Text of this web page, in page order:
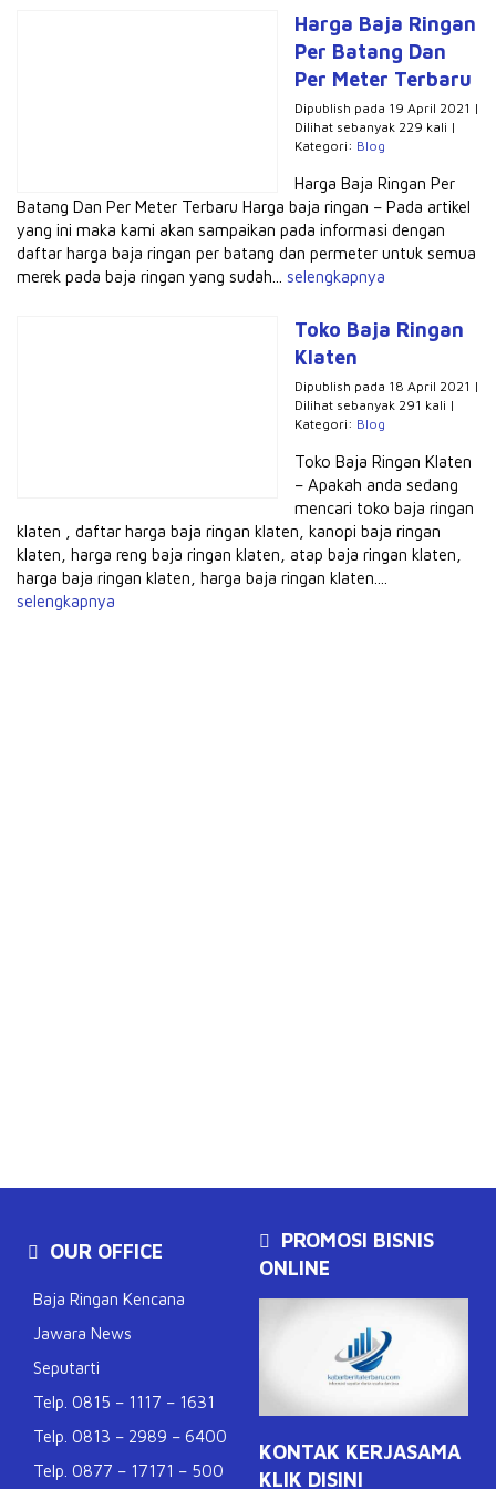
Harga Baja Ringan
Per Batang Dan
Per Meter Terbaru
Dipublish pada 19 April 2021 |
Dilihat sebanyak 229 kali |
Kategori: Blog
Harga Baja Ringan Per
Batang Dan Per Meter Terbaru Harga baja ringan – Pada artikel
yang ini maka kami akan sampaikan pada informasi dengan
daftar harga baja ringan per batang dan permeter untuk semua
merek pada baja ringan yang sudah... selengkapnya
Toko Baja Ringan
Klaten
Dipublish pada 18 April 2021 |
Dilihat sebanyak 291 kali |
Kategori: Blog
Toko Baja Ringan Klaten
– Apakah anda sedang
mencari toko baja ringan
klaten , daftar harga baja ringan klaten, kanopi baja ringan
klaten, harga reng baja ringan klaten, atap baja ringan klaten,
harga baja ringan klaten, harga baja ringan klaten....
selengkapnya
OUR OFFICE
Baja Ringan Kencana
Jawara News
Seputarti
Telp. 0815 – 1117 – 1631
Telp. 0813 – 2989 – 6400
Telp. 0877 – 17171 – 500
PROMOSI BISNIS
ONLINE
KONTAK KERJASAMA
KLIK DISINI